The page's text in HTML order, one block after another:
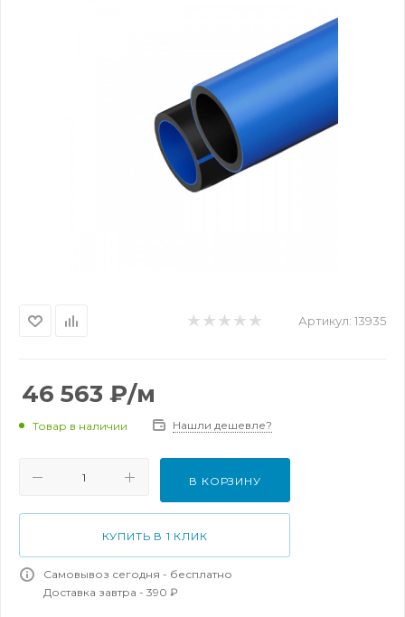
Артикул: 13935
46 563 ₽/м
Товар в наличии Нашли дешевле?
В КОРЗИНУ
КУПИТЬ В 1 КЛИК
Самовывоз сегодня - бесплатно
Доставка завтра - 390 ₽